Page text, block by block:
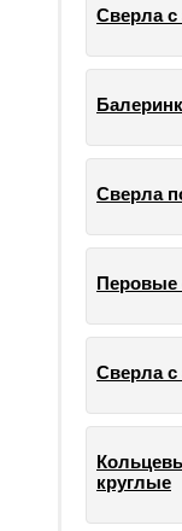
Сверла
Сверла
Перовые
Сверла с
круглые